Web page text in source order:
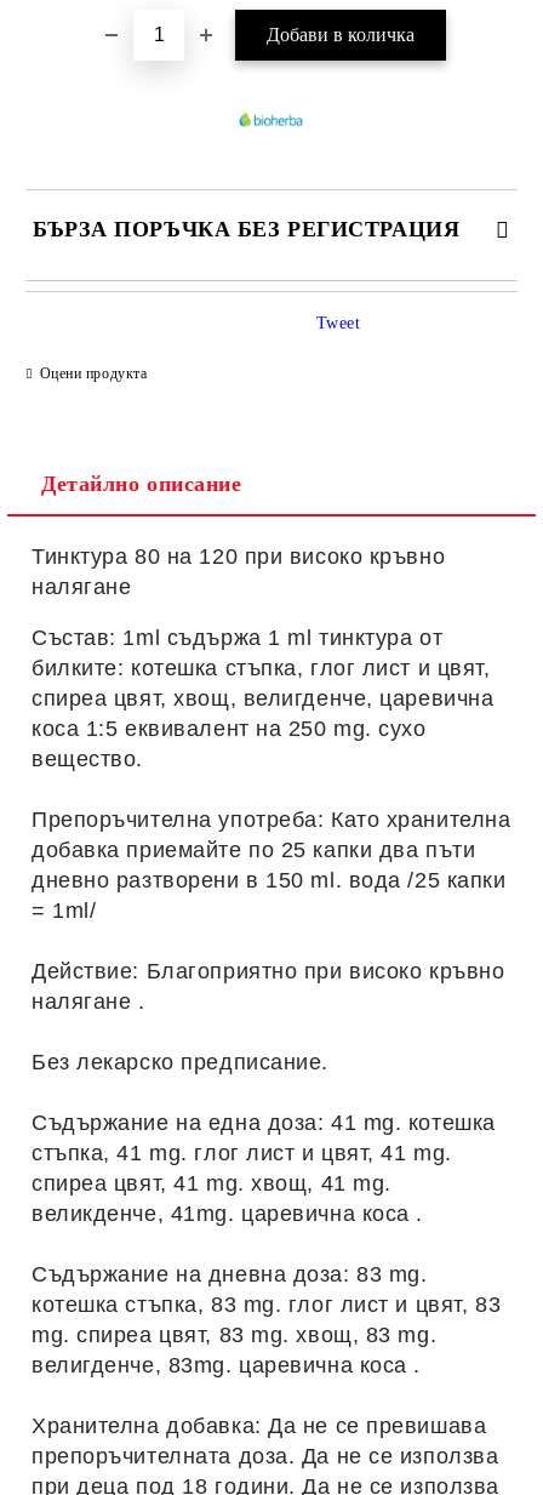
БЪРЗА ПОРЪЧКА БЕЗ РЕГИСТРАЦИЯ
САМО ПОПЪЛНЕТЕ 1 ПОЛЕ
Ние ще се свържем с вас в рамките на работния ден.
Оцени продукта
Tweet
Детайлно описание
Тинктура 80 на 120 при високо кръвно
налягане
Състав: 1ml съдържа 1 ml тинктура от
билките: котешка стъпка, глог лист и цвят,
спиреа цвят, хвощ, велигденче, царевична
коса 1:5 eквивалент на 250 mg. сухо
вещество.
Препоръчителна употреба: Като хранителна
добавка приемайте по 25 капки два пъти
дневно разтворени в 150 ml. вода /25 капки
= 1ml/
Действие: Благоприятно при високо кръвно
налягане .
Без лекарско предписание.
Съдържание на една доза: 41 mg. котешка
стъпка, 41 mg. глог лист и цвят, 41 mg.
спиреа цвят, 41 mg. хвощ, 41 mg.
великденче, 41mg. царевична коса .
Съдържание на дневна доза: 83 mg.
котешка стъпка, 83 mg. глог лист и цвят, 83
mg. спиреа цвят, 83 mg. хвощ, 83 mg.
велигденче, 83mg. царевична коса .
Хранителна добавка: Да нe се превишава
препоръчителната доза. Да не се използва
при деца под 18 години. Да не се използва